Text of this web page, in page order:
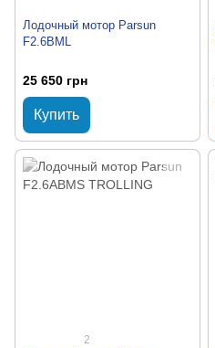
Лодочный мотор Parsun
F2.6BML
25 650 грн
Купить
2